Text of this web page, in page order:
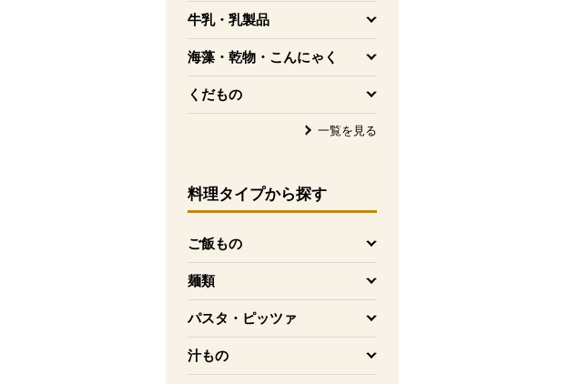
牛乳・乳製品
を開く
海藻・乾物・こんにゃく
を開く
くだもの
を開く
一覧を見る
料理タイプから探す
ご飯もの
を開く
麺類
を開く
パスタ・ピッツァ
を開く
汁もの
を開く